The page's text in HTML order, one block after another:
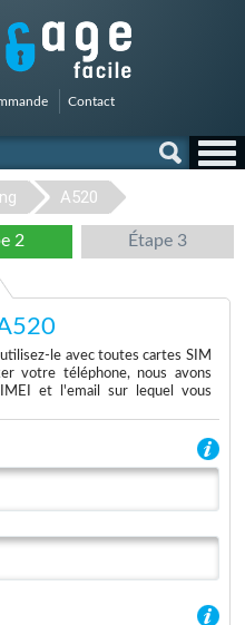
Contact
A520
2 Étape 3
le avec toutes cartes SIM
votre téléphone, nous avons
et l'email sur lequel vous